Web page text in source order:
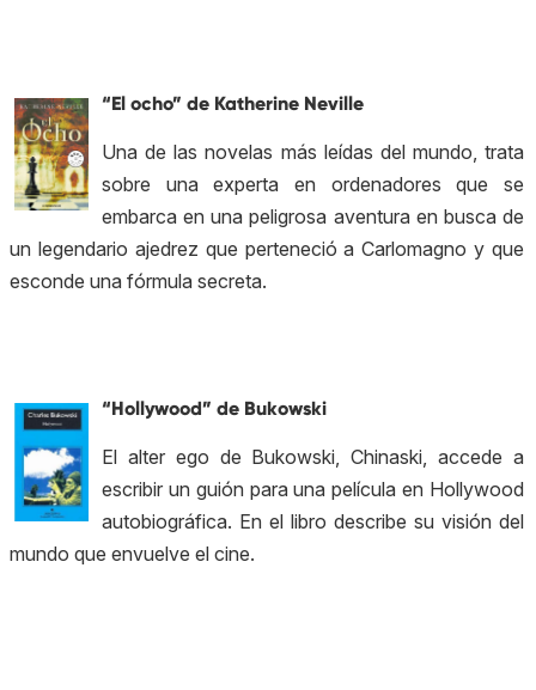
“El ocho” de Katherine Neville
Una de las novelas más leídas del mundo, trata
sobre una experta en ordenadores que se
embarca en una peligrosa aventura en busca de
un legendario ajedrez que perteneció a Carlomagno y que
esconde una fórmula secreta.
“Hollywood” de Bukowski
El alter ego de Bukowski, Chinaski, accede a
escribir un guión para una película en Hollywood
autobiográfica. En el libro describe su visión del
mundo que envuelve el cine.